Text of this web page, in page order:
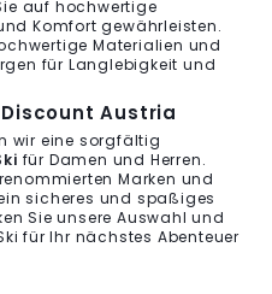
auf hochwertige
Komfort gewährleisten.
Materialien und
für Langlebigkeit und
Austria
wir eine sorgfältig
für Damen und Herren.
Marken und
sicheres und spaßiges
Sie unsere Auswahl und
für Ihr nächstes Abenteuer